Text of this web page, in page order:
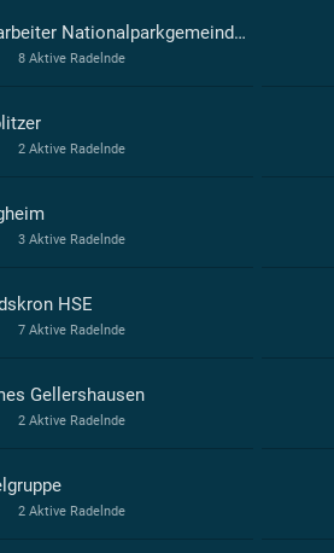
Mitarbeiter Nationalparkgemeinde Edertal
8 Aktive Radelnde
2 Aktive Radelnde
3 Aktive Radelnde
HSE
7 Aktive Radelnde
Gellershausen
2 Aktive Radelnde
2 Aktive Radelnde